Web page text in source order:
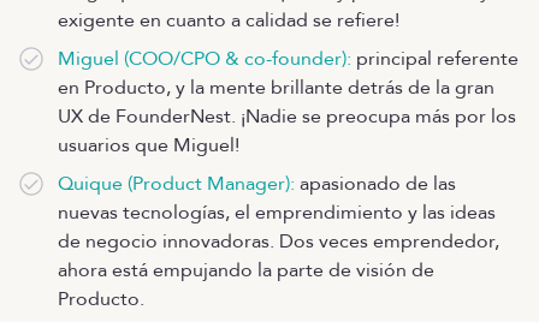
exigente en cuanto a calidad se refiere!
Miguel (COO/CPO & co-founder): principal referente
en Producto, y la mente brillante detrás de la gran
UX de FounderNest. ¡Nadie se preocupa más por los
usuarios que Miguel!
Quique (Product Manager): apasionado de las
nuevas tecnologías, el emprendimiento y las ideas
de negocio innovadoras. Dos veces emprendedor,
ahora está empujando la parte de visión de
Producto.